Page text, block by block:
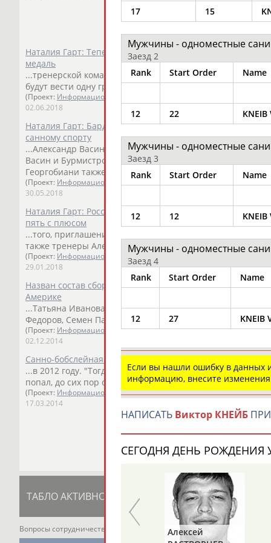
Наталия Гарт: Теперь Семен Павличенко должен меня не
медаль
...тренерской команде будут также работать Иван
будут вести одну группу. Тренер Александр...
(Проект: Информационное агентство СТАДИОН
02.06.2018
Наталия Гарт: Бардина, Чудинов и Демченко - старшие
санному спорту
...Александр Васин, Эдуард Бурмистров, Гела Георгобиани
Васин и Бурмистров будут вести... ...спортсменов,
Георгобиани также будет заниматься общефизической
(Проект: Информационное агентство СТАДИОН
30.05.2018
Наталия Гарт: Российские саночники на чемпионате
пять с плюсом
...того, приглашения для участия в ОИ не получили
также тренеры Александр Васин,Виктор...
(Проект: Информационное агентство СТАДИОН
29.01.2018
Назван состав сборной России по санному спорту на
Америке
...Татьяна Иванова, Наталья Хорева, Екатерина Батурина,
Федоров, Семен Павличенко и Александр...
(Проект: Информационное агентство СТАДИОН)
02.12.2014
Санно-бобслейная трасса в Парамонове нуждается в
...в 2012 году. "Тогда много спортсменов поломалось.
попал, до сих пор отойти не...
(Проект: Информационное агентство СТАДИОН)
17.03.2014
ТАБЛО АКТИВНОСТИ ЦЕЛИ ПРОЕКТА
Вопросы сотрудничества и совместной деятельности
17
15
Мужчины - одноместные сани
Заезд 2
Rank
Start Order Name
12
22
Мужчины - одноместные сани
Заезд 3
Rank
Start Order Name
12
12
Мужчины - одноместные сани
Заезд 4
Rank
Start Order Name
12
27 KNEIB
Если вы нашли ошибку в данных
информацию, внесите изменения
НАПИСАТЬ Виктор КНЕЙБ
СЕГОДНЯ ДЕНЬ РОЖДЕНИЯ
Павел
Алексей